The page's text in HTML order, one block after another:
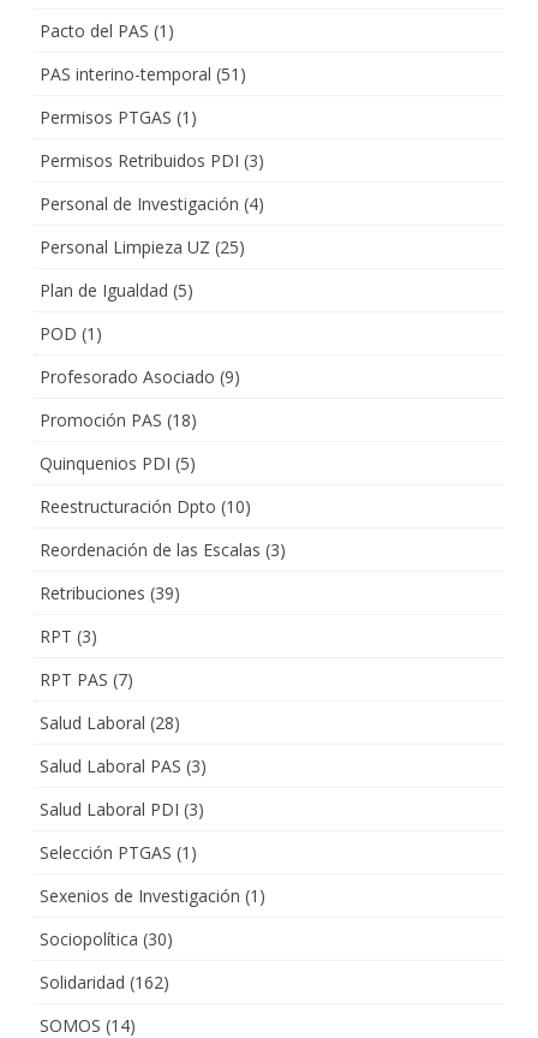
Pacto del PAS (1)
PAS interino-temporal (51)
Permisos PTGAS (1)
Permisos Retribuidos PDI (3)
Personal de Investigación (4)
Personal Limpieza UZ (25)
Plan de Igualdad (5)
POD (1)
Profesorado Asociado (9)
Promoción PAS (18)
Quinquenios PDI (5)
Reestructuración Dpto (10)
Reordenación de las Escalas (3)
Retribuciones (39)
RPT (3)
RPT PAS (7)
Salud Laboral (28)
Salud Laboral PAS (3)
Salud Laboral PDI (3)
Selección PTGAS (1)
Sexenios de Investigación (1)
Sociopolítica (30)
Solidaridad (162)
SOMOS (14)